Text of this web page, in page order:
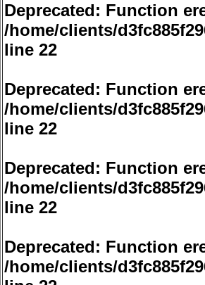
Deprecated: Function
/home/clients/
line 22
Deprecated: Function
/home/clients/
line 22
Deprecated: Function
/home/clients/
line 22
Deprecated: Function
/home/clients/